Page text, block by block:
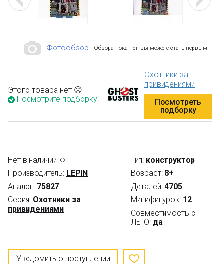
Фотообзор Обзора пока нет, вы можете стать первым
Этого товара нет ☹
Посмотрите подборку:
Охотники за
привидениями
Посмотреть
подборку
Нет в наличии
Производитель: LEPIN
Аналог: 75827
Серия: Охотники за
привидениями
Тип: конструктор
Возраст: 8+
Деталей: 4705
Минифигурок: 12
Совместимость с
ЛЕГО: да
Уведомить о поступлении